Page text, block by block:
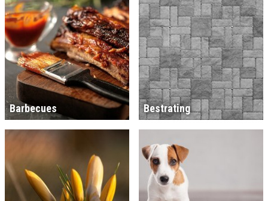
Barbecues Bestrating